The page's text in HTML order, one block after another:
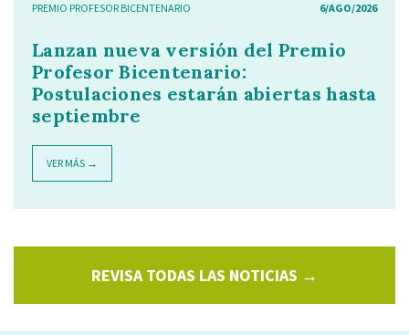
PREMIO PROFESOR BICENTENARIO 6/AGO/2026
Lanzan nueva versión del Premio
Profesor Bicentenario:
Postulaciones estarán abiertas hasta
septiembre
VER MÁS →
REVISA TODAS LAS NOTICIAS →